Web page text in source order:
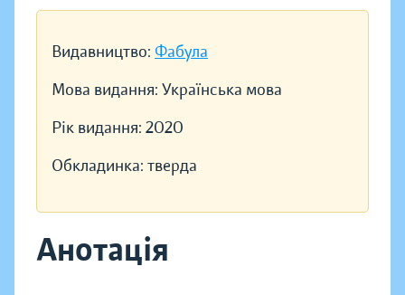
Видавництво: Фабула
Мова видання: Українська мова
Рік видання: 2020
Обкладинка: тверда
Анотація